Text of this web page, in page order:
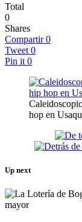
Total
0
Shares
Compartir 0
Tweet 0
Pin it 0
hop en
Up next